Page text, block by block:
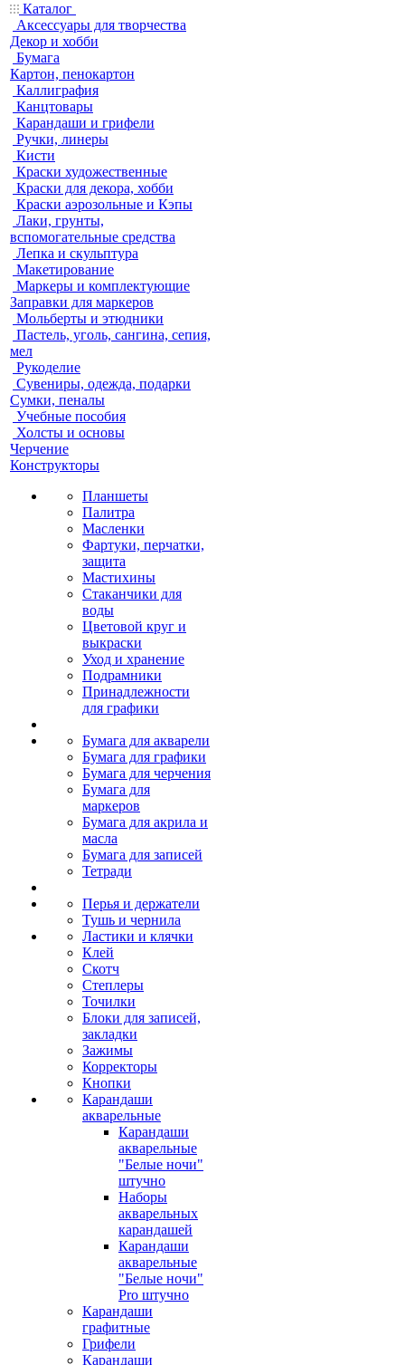
Каталог
Аксессуары для творчества
Декор и хобби
Бумага
Картон, пенокартон
Каллиграфия
Канцтовары
Карандаши и грифели
Ручки, линеры
Кисти
Краски художественные
Краски для декора, хобби
Краски аэрозольные и Кэпы
Лаки, грунты,
вспомогательные средства
Лепка и скульптура
Макетирование
Маркеры и комплектующие
Заправки для маркеров
Мольберты и этюдники
Пастель, уголь, сангина, сепия,
мел
Рукоделие
Сувениры, одежда, подарки
Сумки, пеналы
Учебные пособия
Холсты и основы
Черчение
Конструкторы
Планшеты
Палитра
Масленки
Фартуки, перчатки,
защита
Мастихины
Стаканчики для
воды
Цветовой круг и
выкраски
Уход и хранение
Подрамники
Принадлежности
для графики
Бумага для акварели
Бумага для графики
Бумага для черчения
Бумага для
маркеров
Бумага для акрила и
масла
Бумага для записей
Тетради
Перья и держатели
Тушь и чернила
Ластики и клячки
Клей
Скотч
Степлеры
Точилки
Блоки для записей,
закладки
Зажимы
Корректоры
Кнопки
Карандаши
акварельные
Карандаши
акварельные
"Белые ночи"
штучно
Наборы
акварельных
карандашей
Карандаши
акварельные
"Белые ночи"
Pro штучно
Карандаши
графитные
Грифели
Карандаши